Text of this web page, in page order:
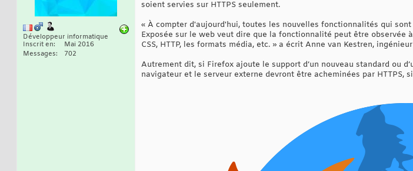
Développeur informatique
Inscrit en
Mai 2016
Messages
702
soient servies sur HTTPS seulement.
« À compter d'aujourd'hui, toutes les nouvelles fonctionnalités qui
Exposée sur le web veut dire que la fonctionnalité peut être observée
CSS, HTTP, les formats média, etc. » a écrit Anne van Kestren,
Autrement dit, si Firefox ajoute le support d’un nouveau standard ou
navigateur et le serveur externe devront être acheminées par HTTPS,